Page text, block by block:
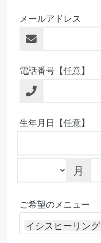
メールアドレス
電話番号【任意】
生年月日【任意】
月
ご希望のメニュー
イシスヒーリング